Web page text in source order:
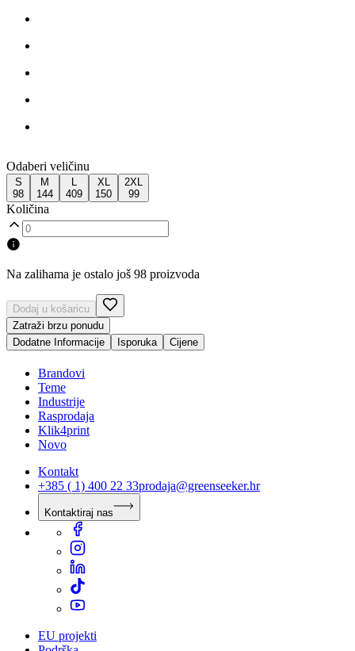
Odaberi veličinu
S
98
M
144
L
409
XL
150
2XL
99
Količina
Na zalihama je ostalo još 98 proizvoda
Dodaj u košaricu
Zatraži brzu ponudu
Dodatne Informacije
Isporuka Cijene
Brandovi
Teme
Industrije
Rasprodaja
Klik4print
Novo
Kontakt
+385 ( 1) 400 22 33prodaja@greenseeker.hr
Kontaktiraj nas
EU projekti